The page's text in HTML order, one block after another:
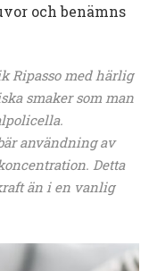
och benämns
Ripasso med härlig
smaker som man
användning av
Detta
än i en vanlig